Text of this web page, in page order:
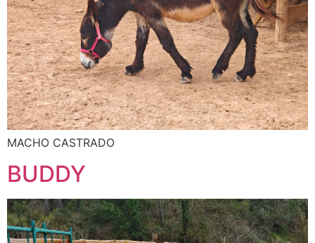
MACHO CASTRADO
BUDDY